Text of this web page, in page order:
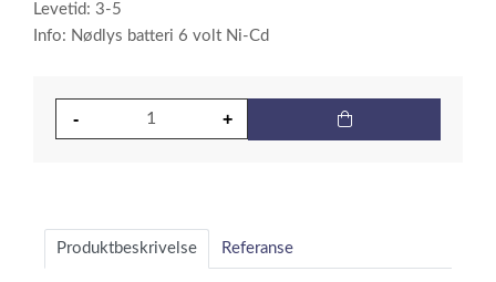
Levetid: 3-5
Info: Nødlys batteri 6 volt Ni-Cd
Produktbeskrivelse Referanse